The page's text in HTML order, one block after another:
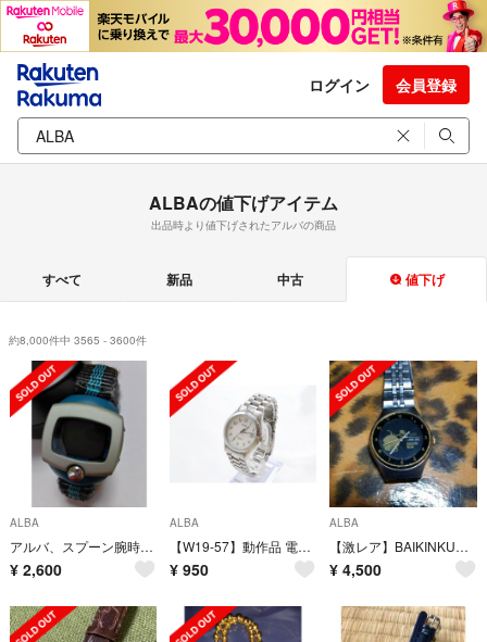
ログイン 会員登録
ALBAの値下げアイテム
出品時より値下げされたアルバの商品
すべて 新品 中古 値下げ
約8,000件中 3565 - 3600件
ALBA
アルバ、スプーン腕時計ジャンク品
¥ 2,600
ALBA
【W19-57】動作品 電池交換済 セイコー アルバ 腕時計 7N32-K004
¥ 950
ALBA
【激レア】BAIKINKUN バイキンくん SEIKO ALBA 腕時計
¥ 4,500